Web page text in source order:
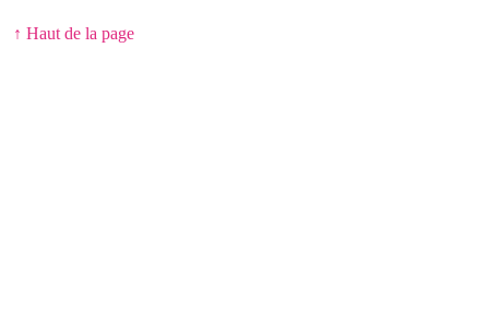
↑ Haut de la page